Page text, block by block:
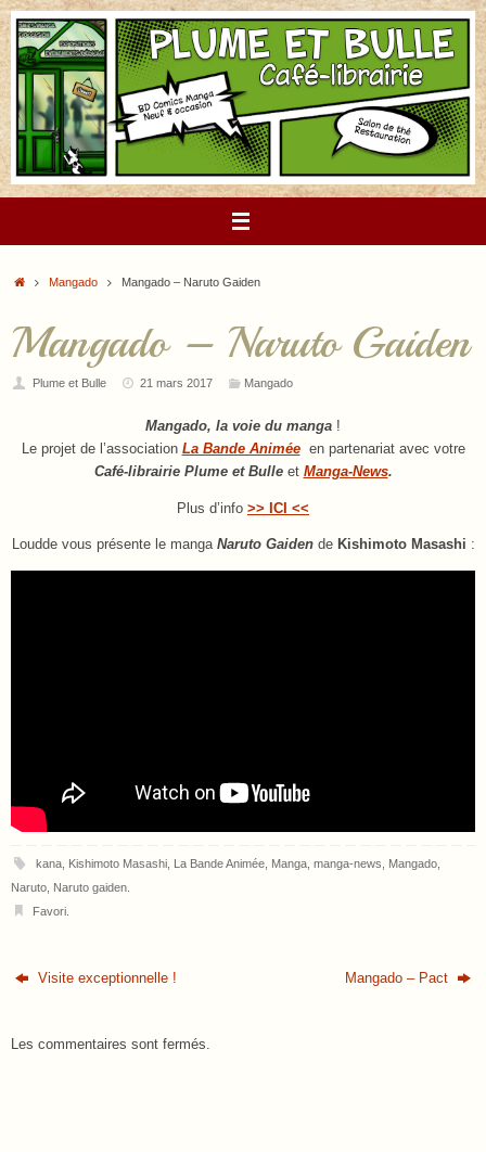
Passer
au
contenu
AccueilMangado Mangado – Naruto Gaiden
Mangado – Naruto Gaiden
Plume et Bulle 21 mars 2017 Mangado
Mangado, la voie du manga !
Le projet de l’association La Bande Animée
en partenariat avec votre
Café-librairie Plume et Bulleet Manga-News.
Plus d’info >> ICI <<
Loudde vous présente le manga Naruto Gaiden de Kishimoto Masashi :
kana, Kishimoto Masashi, La Bande Animée, Manga, manga-news Mangado,
Naruto Naruto gaiden
Favori.
Visite exceptionnelle ! Mangado – Pact
Les commentaires sont fermés.